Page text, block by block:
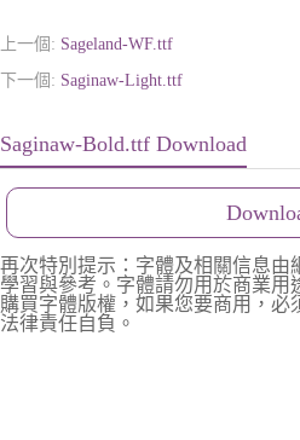
上一個: Sageland-WF.ttf
下一個: Saginaw-Light.ttf
Saginaw-Bold.ttf Download
再次特別提示：字體及相關信息由
學習與參考。字體請勿用於商業用
購買字體版權，如果您要商用，必
法律責任自負。